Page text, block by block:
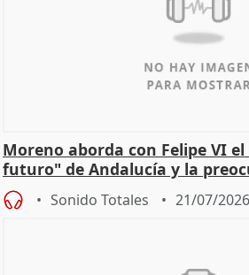
Moreno aborda con Felipe VI
futuro" de Andalucía y la
incendios
Sonido Totales 21/07/2026